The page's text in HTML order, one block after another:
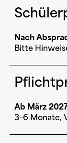
Nach
Bitte
Ab März
3–6 Monate,